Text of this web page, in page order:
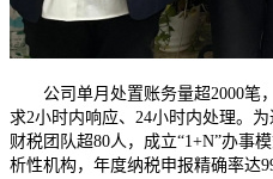
公司单月处置账务量超2000笔，
求2小时内响应、24小时内处理。
财税团队超80人，成立“1+N”办事
析性机构，年度纳税申报精确率达